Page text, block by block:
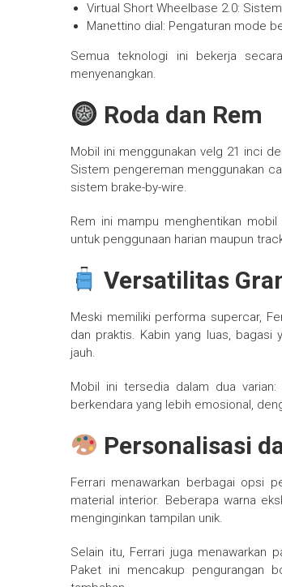
Virtual Short Wheelbase 2.0:
Manettino dial: Pengaturan mode
Semua teknologi ini bekerja
menyenangkan.
Roda dan Rem
Mobil ini menggunakan velg 21 inci
Sistem pengereman menggunakan
sistem brake-by-wire.
Rem ini mampu menghentikan
untuk penggunaan harian maupun
Versatilitas
Meski memiliki performa supercar,
dan praktis. Kabin yang luas,
jauh.
Mobil ini tersedia dalam dua
berkendara yang lebih emosional,
Personalisasi
Ferrari menawarkan berbagai opsi
material interior. Beberapa warna
menginginkan tampilan unik.
Selain itu, Ferrari juga menawarkan
Paket ini mencakup pengurangan